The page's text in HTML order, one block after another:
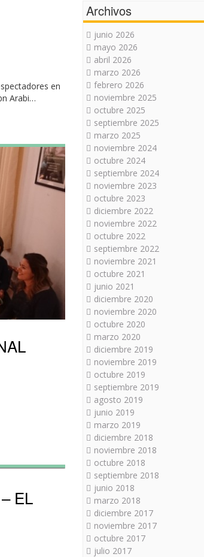
en
Arabi…
EL
Archivos
junio 2026
mayo 2026
abril 2026
marzo 2026
febrero 2026
noviembre 2025
octubre 2025
septiembre 2025
marzo 2025
noviembre 2024
octubre 2024
septiembre 2024
noviembre 2023
octubre 2023
diciembre 2022
noviembre 2022
octubre 2022
septiembre 2022
noviembre 2021
octubre 2021
junio 2021
diciembre 2020
noviembre 2020
octubre 2020
marzo 2020
diciembre 2019
noviembre 2019
octubre 2019
septiembre 2019
agosto 2019
junio 2019
marzo 2019
diciembre 2018
noviembre 2018
octubre 2018
septiembre 2018
junio 2018
marzo 2018
diciembre 2017
noviembre 2017
octubre 2017
julio 2017